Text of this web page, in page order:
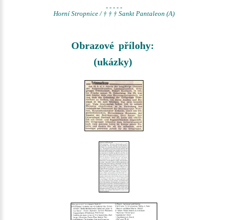
- - - - -
Horní Stropnice / † † † Sankt Pantaleon (A)
Obrazové přílohy:
(ukázky)